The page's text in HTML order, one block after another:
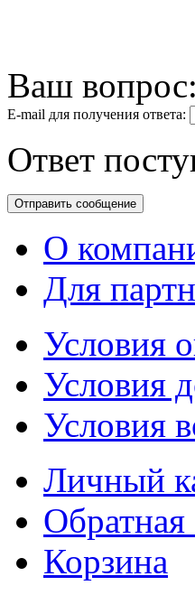
Ваш вопрос:
E-mail для получения ответа:
Ответ
О
Для
Условия
Условия
Условия
Личный
Обратная
Корзина